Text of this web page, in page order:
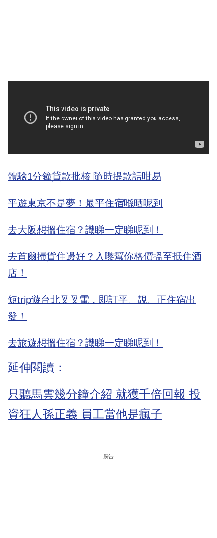
體驗1分鐘貸款批核 隨時提款話咁易
平遊東京不是夢！最平住宿喺晒呢到
去大阪想搵住宿？識睇一定睇呢到！
去首爾掃貨住邊好？入嚟幫你格價搵至抵住酒
店！
短trip遊台北叉叉電，即訂平、靚、正住宿出
發！
去旅遊想搵住宿？識睇一定睇呢到！
延伸閱讀：
只聽馬雲幾分鐘介紹 就獲千倍回報 投
資狂人孫正義 員工當他是瘋子
廣告